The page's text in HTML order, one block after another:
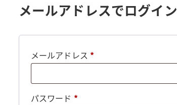
メールアドレスでログイン
メールアドレス *必
パスワード *必